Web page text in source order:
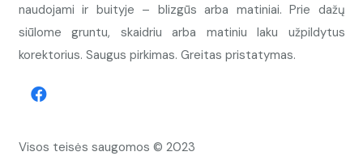
naudojami ir buityje – blizgūs arba matiniai. Prie dažų
siūlome gruntu, skaidriu arba matiniu laku užpildytus
korektorius. Saugus pirkimas. Greitas pristatymas.
Visos teisės saugomos © 2023